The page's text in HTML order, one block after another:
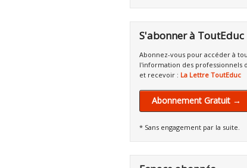
S'abonner à ToutEduc
Abonnez-vous pour accéder à
l'information des professionnels
et recevoir : La Lettre ToutEduc
Abonnement Gratuit →
* Sans engagement par la suite.